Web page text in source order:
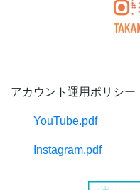
アカウント運用ポリシー
YouTube.pdf
Instagram.pdf